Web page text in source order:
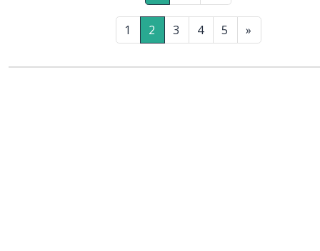
1 2 3 4 5 »